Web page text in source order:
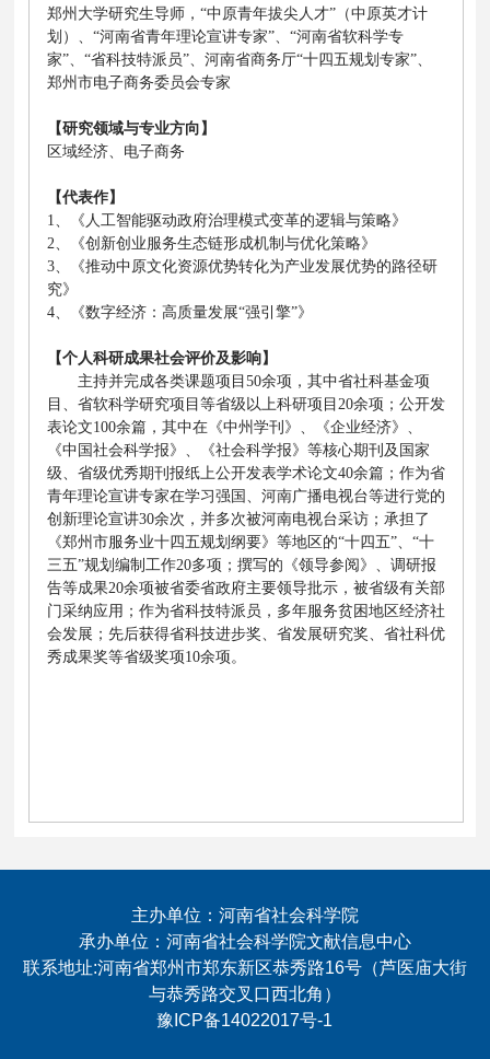
郑州大学研究生导师，“中原青年拔尖人才”（中原英才计
划）、“河南省青年理论宣讲专家”、“河南省软科学专
家”、“省科技特派员”、河南省商务厅“十四五规划专家”、
郑州市电子商务委员会专家
【研究领域与专业方向】
区域经济、电子商务
【代表作】
1、《 人工智能驱动政府治理模式变革的逻辑与策略》
2、《创新创业服务生态链形成机制与优化策略》
3、《推动中原文化资源优势转化为产业发展优势的路径研
究》
4、《数字经济：高质量发展“强引擎”》
【个人科研成果社会评价及影响】
主持并完成各类课题项目50余项，其中省社科基金项
目、省软科学研究项目等省级以上科研项目20余项；公开发
表论文100余篇，其中在《中州学刊》、《企业经济》、
《中国社会科学报》、《社会科学报》等核心期刊及国家
级、省级优秀期刊报纸上公开发表学术论文40余篇；作为省
青年理论宣讲专家在学习强国、河南广播电视台等进行党的
创新理论宣讲30余次，并多次被河南电视台采访；承担了
《郑州市服务业十四五规划纲要》等地区的“十四五”、“十
三五”规划编制工作20多项；撰写的《领导参阅》、调研报
告等成果20余项被省委省政府主要领导批示，被省级有关部
门采纳应用；作为省科技特派员，多年服务贫困地区经济社
会发展；先后获得省科技进步奖、省发展研究奖、省社科优
秀成果奖等省级奖项10余项。
主办单位：河南省社会科学院
承办单位：河南省社会科学院文献信息中心
联系地址:河南省郑州市郑东新区恭秀路16号（芦医庙大街
与恭秀路交叉口西北角）
豫ICP备14022017号-1